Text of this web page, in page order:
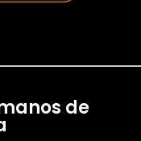
de